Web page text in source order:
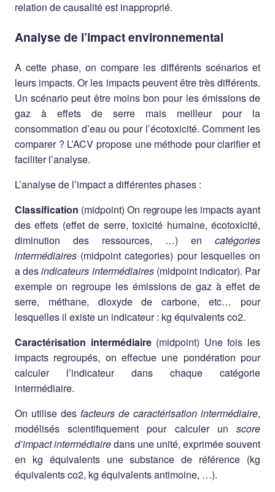
relation de causalité est inapproprié.
Analyse de l’impact environnemental
A cette phase, on compare les différents scénarios et
leurs impacts. Or les impacts peuvent être très différents.
Un scénario peut être moins bon pour les émissions de
gaz à effets de serre mais meilleur pour la
consommation d’eau ou pour l’écotoxicité. Comment les
comparer ? L’ACV propose une méthode pour clarifier et
faciliter l’analyse.
L’analyse de l’impact a différentes phases :
Classification (midpoint) On regroupe les impacts ayant
des effets (effet de serre, toxicité humaine, écotoxicité,
diminution des ressources, …) en catégories
intermédiaires (midpoint categories) pour lesquelles on
a desindicateurs intermédiaires(midpoint indicator). Par
exemple on regroupe les émissions de gaz à effet de
serre, méthane, dioxyde de carbone, etc… pour
lesquelles il existe un indicateur : kg équivalents co2.
Caractérisation intermédiaire(midpoint) Une fois les
impacts regroupés, on effectue une pondération pour
calculer l’indicateur dans chaque catégorie
intermédiaire.
On utilise des facteurs de caractérisation intermédiaire,
modélisés scientifiquement pour calculer un score
d’impact intermédiairedans une unité, exprimée souvent
en kg équivalents une substance de référence (kg
équivalents co2, kg équivalents antimoine, …).